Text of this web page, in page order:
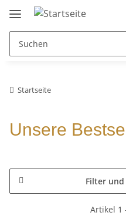
Startseite
Unsere
Filter
Artikel 1